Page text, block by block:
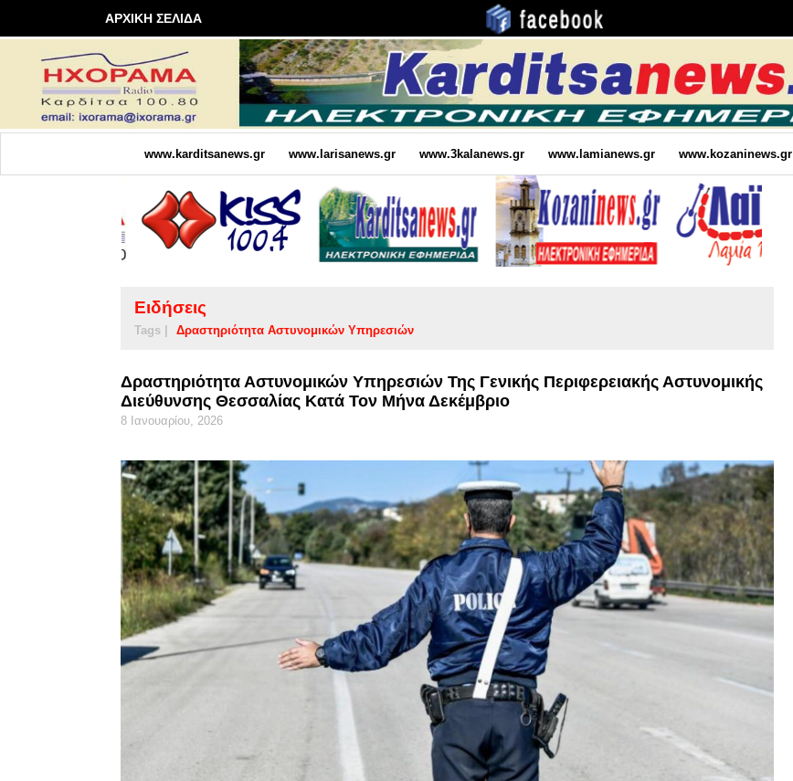
ΑΡΧΙΚΗ ΣΕΛΙΔΑ
www.karditsanews.gr www.larisanews.gr www.3kalanews.gr www.lamianews.gr www.kozaninews.gr
Ειδήσεις
Tags | Δραστηριότητα Αστυνομικών Υπηρεσιών
Δραστηριότητα Αστυνομικών Υπηρεσιών Της Γενικής Περιφερειακής Αστυνομικής
Διεύθυνσης Θεσσαλίας Κατά Τον Μήνα Δεκέμβριο
8 Ιανουαρίου, 2026